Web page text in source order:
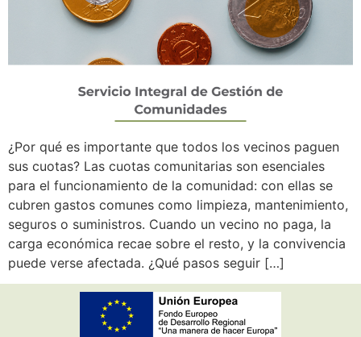
¿Por qué es importante que todos los vecinos paguen
sus cuotas? Las cuotas comunitarias son esenciales
para el funcionamiento de la comunidad: con ellas se
cubren gastos comunes como limpieza, mantenimiento,
seguros o suministros. Cuando un vecino no paga, la
carga económica recae sobre el resto, y la convivencia
puede verse afectada. ¿Qué pasos seguir […]